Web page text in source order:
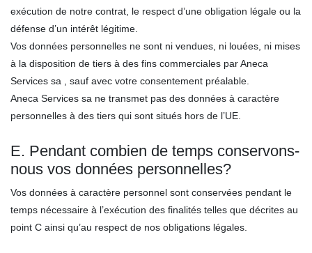
exécution de notre contrat, le respect d’une obligation légale ou la
défense d’un intérêt légitime.
Vos données personnelles ne sont ni vendues, ni louées, ni mises
à la disposition de tiers à des fins commerciales par Aneca
Services sa , sauf avec votre consentement préalable.
Aneca Services sa ne transmet pas des données à caractère
personnelles à des tiers qui sont situés hors de l’UE.
E. Pendant combien de temps conservons-
nous vos données personnelles?
Vos données à caractère personnel sont conservées pendant le
temps nécessaire à l’exécution des finalités telles que décrites au
point C ainsi qu’au respect de nos obligations légales.